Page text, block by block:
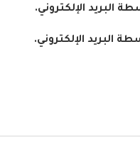
البريد الإلكتروني.
البريد الإلكتروني.